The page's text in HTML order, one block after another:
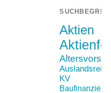
Aktien
Auslandsreise
KV